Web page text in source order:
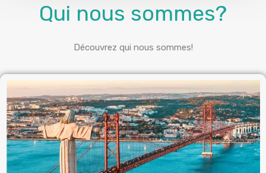
Qui nous sommes?
Découvrez qui nous sommes!